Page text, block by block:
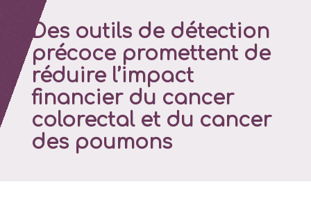
Des outils de détection
précoce promettent de
réduire l’impact
financier du cancer
colorectal et du cancer
des poumons